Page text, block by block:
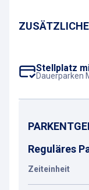
Stellplatz
Dauerparken
Reguläres
Zeiteinheit